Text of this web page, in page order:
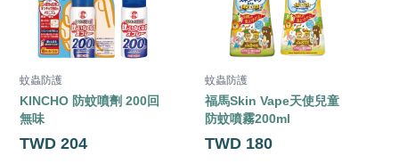
蚊蟲防護
KINCHO 防蚊噴劑 200回
無味
TWD 204
蚊蟲防護
福馬Skin Vape天使兒童
防蚊噴霧200ml
TWD 180